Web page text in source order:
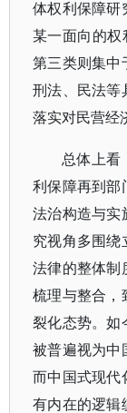
体权利保障研
某一面向的权
第三类则集中
刑法、民法等
落实对民营经
总体上看
利保障再到部
法治构造与实
究视角多围绕
法律的整体制
梳理与整合，
裂化态势。如
被普遍视为中
而中国式现代
有内在的逻辑